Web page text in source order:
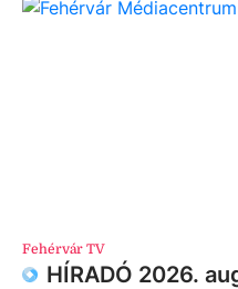
Fehérvár TV
HÍRADÓ 2026.